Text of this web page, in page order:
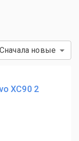
Сначала новые
XC90 2